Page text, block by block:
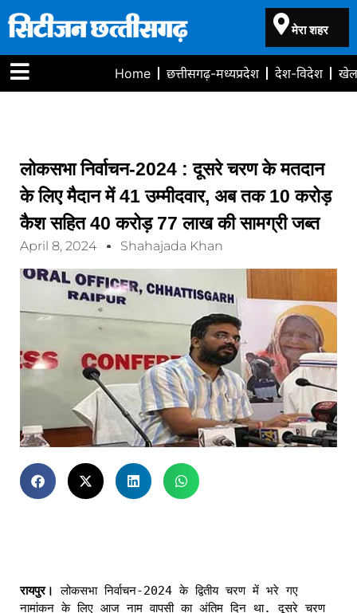
मेरा शहर
Home छत्तीसगढ़-मध्यप्रदेश देश-विदेश
लोकसभा निर्वाचन-2024 : दूसरे चरण के मतदान
के लिए मैदान में 41 उम्मीदवार, अब तक 10 करोड़
कैश सहित 40 करोड़ 77 लाख की सामग्री जब्त
April 8, 2024 Shahajada Khan
रायपुर। लोकसभा निर्वाचन-2024 के द्वितीय चरण में भरे गए
नामांकन के लिए आज नाम वापसी का अंतिम दिन था. दूसरे चरण